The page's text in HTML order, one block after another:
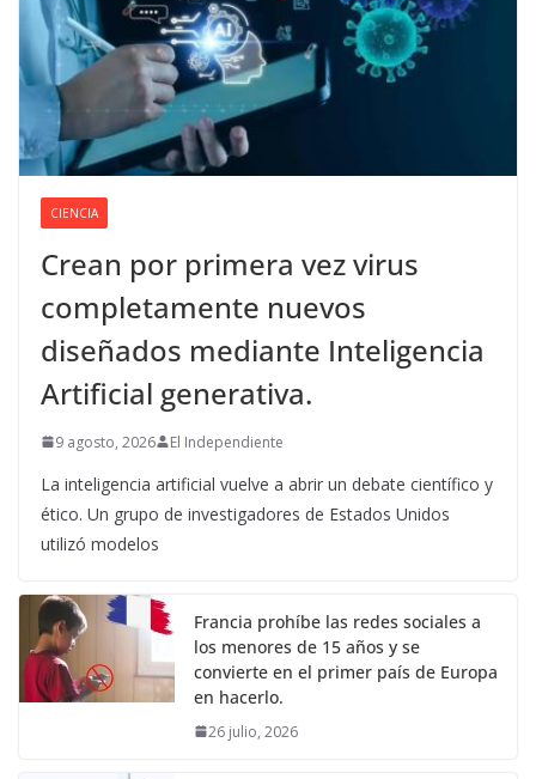
CIENCIA
Crean por primera vez virus
completamente nuevos
diseñados mediante Inteligencia
Artificial generativa.
9 agosto, 2026 El Independiente
La inteligencia artificial vuelve a abrir un debate científico y
ético. Un grupo de investigadores de Estados Unidos
utilizó modelos
Francia prohíbe las redes sociales a
los menores de 15 años y se
convierte en el primer país de Europa
en hacerlo.
26 julio, 2026